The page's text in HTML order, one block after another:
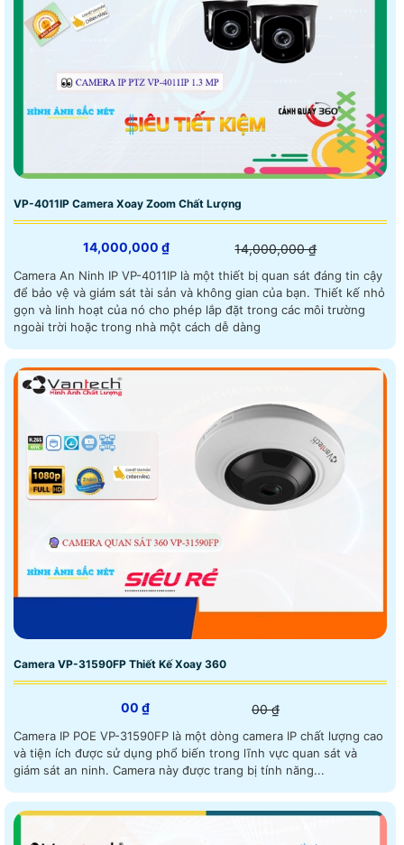
VP-4011IP Camera Xoay Zoom Chất Lượng
14,000,000 ₫ 14,000,000 ₫
Camera An Ninh IP VP-4011IP là một thiết bị quan sát đáng tin cậy
để bảo vệ và giám sát tài sản và không gian của bạn. Thiết kế nhỏ
gọn và linh hoạt của nó cho phép lắp đặt trong các môi trường
ngoài trời hoặc trong nhà một cách dễ dàng
Camera VP-31590FP Thiết Kế Xoay 360
00 ₫ 00 ₫
Camera IP POE VP-31590FP là một dòng camera IP chất lượng cao
và tiện ích được sử dụng phổ biến trong lĩnh vực quan sát và
giám sát an ninh. Camera này được trang bị tính năng...